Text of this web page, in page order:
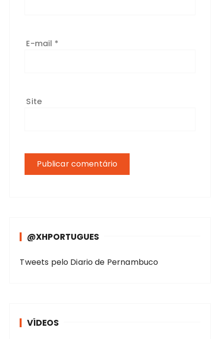
E-mail *
Site
@XHPORTUGUES
Tweets pelo Diario de Pernambuco
VÍDEOS